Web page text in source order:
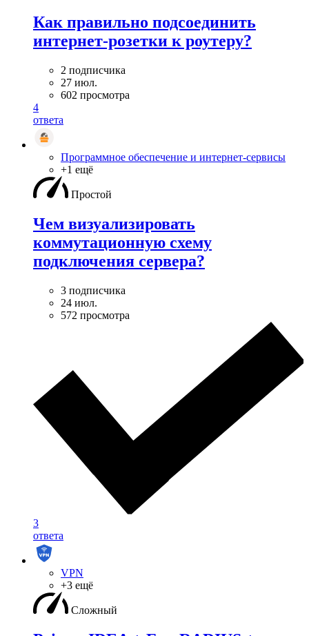
Как правильно подсоединить
интернет-розетки к роутеру?
2 подписчика
27 июл.
602 просмотра
4
ответа
Программное обеспечение и интернет-сервисы
+1 ещё
Простой
Чем визуализировать
коммутационную схему
подключения сервера?
3 подписчика
24 июл.
572 просмотра
3
ответа
VPN
+3 ещё
Сложный